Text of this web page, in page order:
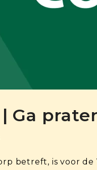
Ga
betreft, is voor